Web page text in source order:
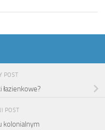
POST
łazienkowe?
POST
kolonialnym